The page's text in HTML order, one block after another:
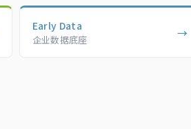
Early Data
企业数据底座 →